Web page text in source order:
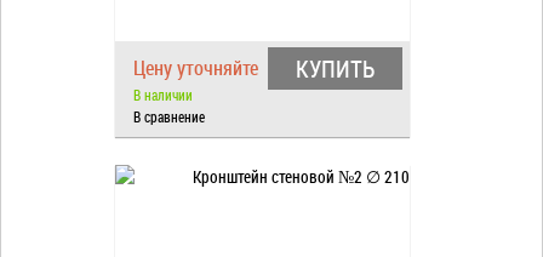
Цену уточняйте
В наличии
КУПИТЬ
В сравнение